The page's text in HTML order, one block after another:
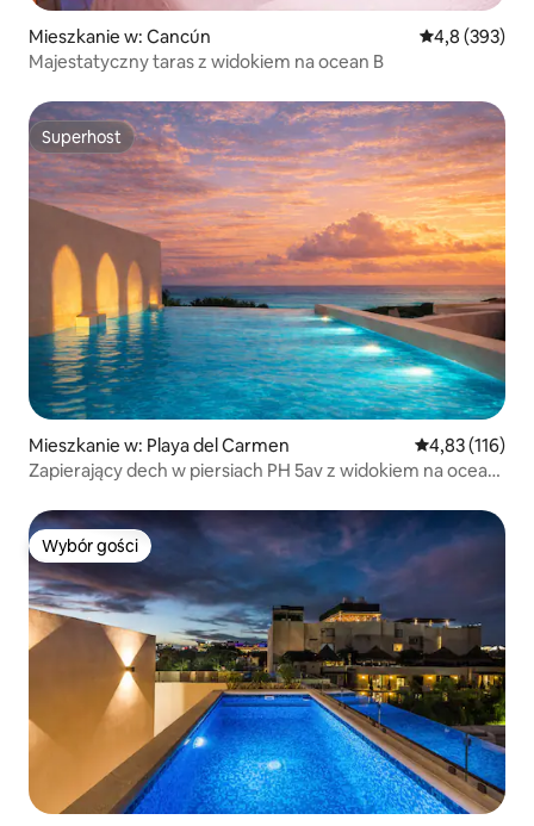
Mieszkanie w: Cancún Średnia
4,8 (393)
Majestatyczny taras z widokiem na ocean B
Superhost
Superhost
Mieszkanie w: Playa del Carmen Średnia
4,83 (116)
Zapierający dech w piersiach PH 5av z widokiem na ocean,
Wybór gości
Wybór gości